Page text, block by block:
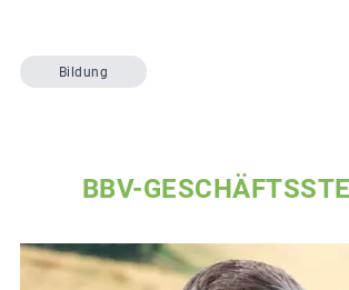
Bildung
BBV-